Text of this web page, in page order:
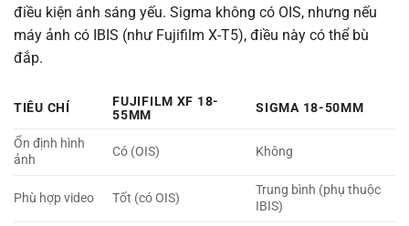
điều kiện ánh sáng yếu. Sigma không có OIS, nhưng nếu
máy ảnh có IBIS (như Fujifilm X-T5), điều này có thể bù
đắp.
TIÊU CHÍ
FUJIFILM XF 18-
55MM
SIGMA 18-50MM
Ổn định hình
ảnh
Có (OIS) Không
Phù hợp video Tốt (có OIS)
Trung bình (phụ thuộc
IBIS)